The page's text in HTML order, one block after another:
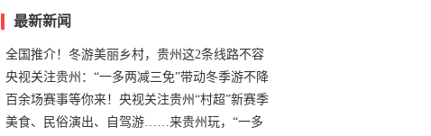
最新新闻
全国推介！冬游美丽乡村，贵州这2条线路不容
错过
央视关注贵州：“一多两减三免”带动冬季游不降
温
百余场赛事等你来！央视关注贵州“村超”新赛季
正式“打响”
美食、民俗演出、自驾游……来贵州玩，“一多